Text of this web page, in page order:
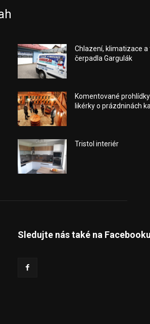
Chlazení, klimatizace a
čerpadla Gargulák
Komentované
likérky o prázdninách
Tristol interiér
Sledujte nás také na Facebooku